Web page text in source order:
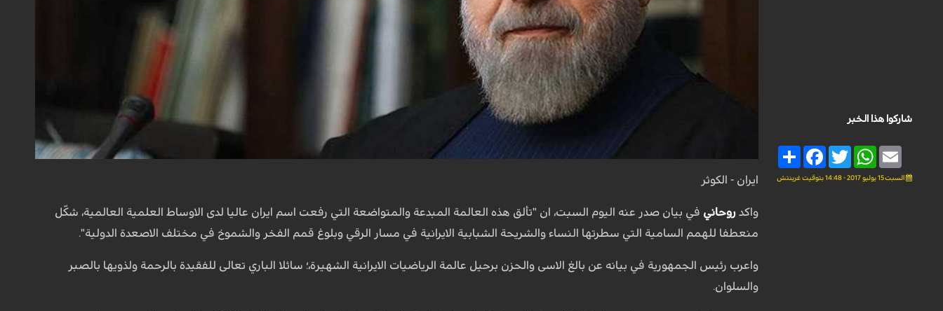
شاركوا هذا الخبر
Share
FacebookTwitter
WhatsAppEmail
السبت 15 يوليو 2017 - 14:48 بتوقيت غرينتش ايران - الكوثر
واكد روحاني في بيان صدر عنه اليوم السبت، ان "تألق هذه العالمة المبدعة والمتواضعة التي رفعت اسم ايران عاليا لدى الاوساط العلمية العالمية، شكّل
منعطفا للهمم السامية التي سطرتها النساء والشريحة الشبابية الايرانية في مسار الرقي وبلوغ قمم الفخر والشموخ في مختلف الاصعدة الدولية".
واعرب رئيس الجمهورية في بيانه عن بالغ الاسى والحزن برحيل عالمة الرياضيات الايرانية الشهيرة،؛ سائلا الباري تعالى للفقيدة بالرحمة ولذويها بالصبر
والسلوان.